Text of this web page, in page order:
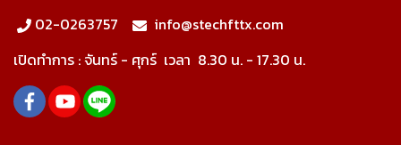
02-0263757
info@stechfttx.com
เปิดทำการ :จันทร์ - ศุกร์ เวลา 8.30 น. - 17.30 น.